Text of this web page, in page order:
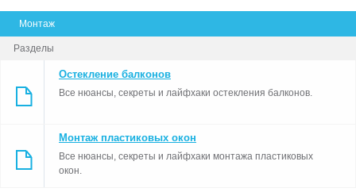
ОКНАХ И
пластиковых окон, работников
и неравнодушных заказчиков
Монтаж
Разделы
Остекление балконов
Все нюансы, секреты и лайфхаки остекления балконов.
Монтаж пластиковых окон
Все нюансы, секреты и лайфхаки монтажа пластиковых
окон.